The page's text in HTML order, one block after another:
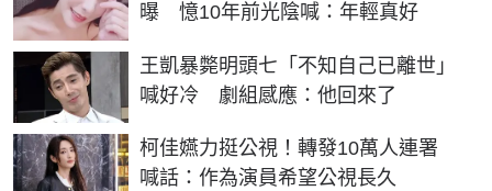
曝 憶10年前光陰喊：年輕真好
王凱暴斃明頭七「不知自己已離世」
喊好冷 劇組感應：他回來了
柯佳嬿力挺公視！轉發10萬人連署
喊話：作為演員希望公視長久